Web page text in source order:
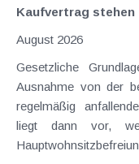
Kaufvertrag stehen
August 2026
Gesetzliche
Ausnahme von der
regelmäßig
liegt dann vor,